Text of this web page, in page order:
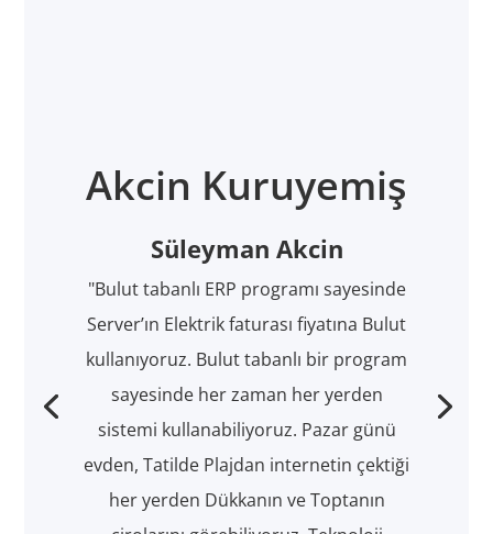
Akcin Kuruyemiş
Süleyman Akcin
"Bulut tabanlı ERP programı sayesinde
Server’ın Elektrik faturası fiyatına Bulut
kullanıyoruz. Bulut tabanlı bir program
sayesinde her zaman her yerden
sistemi kullanabiliyoruz. Pazar günü
evden, Tatilde Plajdan internetin çektiği
her yerden Dükkanın ve Toptanın